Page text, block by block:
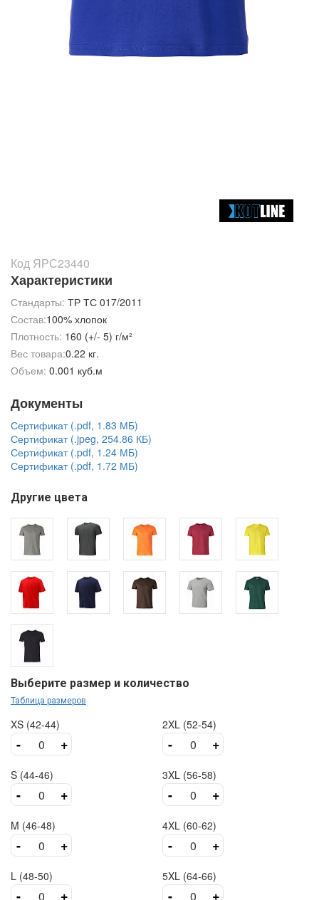
Код ЯРС23440
Характеристики
Стандарты: ТР ТС 017/2011
Состав:100% хлопок
Плотность: 160 (+/- 5) г/м²
Вес товара:0.22 кг.
Объем: 0.001 куб.м
Документы
Сертификат (.pdf, 1.83 МБ)
Сертификат (.jpeg, 254.86 КБ)
Сертификат (.pdf, 1.24 МБ)
Сертификат (.pdf, 1.72 МБ)
Другие цвета
Выберите размер и количество
Таблица размеров
XS (42-44)
- +
S (44-46)
- +
M (46-48)
- +
L (48-50)
- +
2XL (52-54)
- +
3XL (56-58)
- +
4XL (60-62)
- +
5XL (64-66)
- +